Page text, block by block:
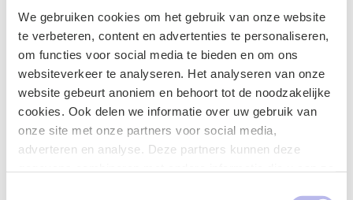
We gebruiken cookies om het gebruik van onze website
te verbeteren, content en advertenties te personaliseren,
om functies voor social media te bieden en om ons
websiteverkeer te analyseren. Het analyseren van onze
website gebeurt anoniem en behoort tot de noodzakelijke
cookies. Ook delen we informatie over uw gebruik van
onze site met onze partners voor social media,
adverteren en analyse. Deze partners kunnen deze
Updates van
Cas